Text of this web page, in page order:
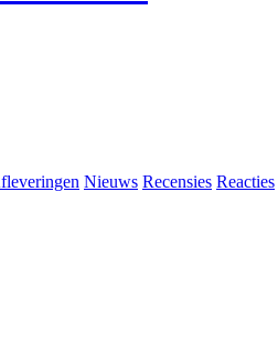
Nieuws Recensies Reacties